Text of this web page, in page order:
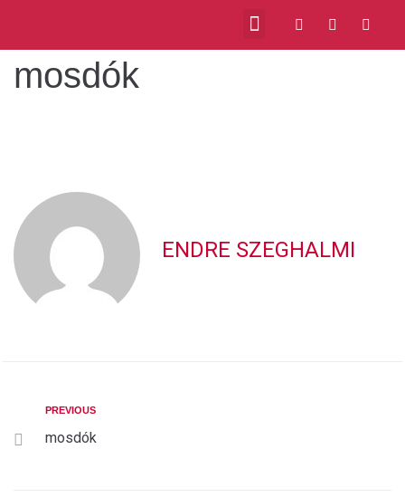
mosdók
ENDRE SZEGHALMI
PREVIOUS
mosdók